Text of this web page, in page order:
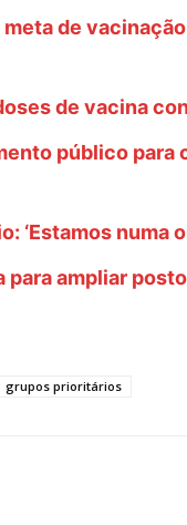
de
de vacina
público para
‘Estamos numa
ampliar
grupos prioritários